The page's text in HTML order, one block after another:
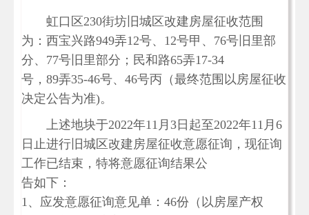
虹口区230街坊旧城区改建房屋征收范围
为：西宝兴路949弄12号、12号甲、76号旧里部
分、77号旧里部分；民和路65弄17-34
号，89弄35-46号、46号丙（最终范围以房屋征收
决定公告为准)。
上述地块于2022年11月3日起至2022年11月6
日止进行旧城区改建房屋征收意愿征询，现征询
工作已结束，特将意愿征询结果公
告如下：
1、应发意愿征询意见单：46份（以房屋产权